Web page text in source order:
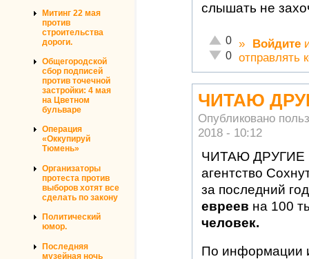
Митинг 22 мая
против
строительства
дороги.
Общегородской
сбор подписей
против точечной
застройки: 4 мая
на Цветном
бульваре
Операция
«Оккупируй
Тюмень»
Организаторы
протеста против
выборов хотят все
сделать по закону
Политический
юмор.
Последняя
музейная ночь
слышать не
Отлично!
0
Неадекватно!
0
» Войдите
отправлять
ЧИТАЮ
Опубликовано
2018 - 10:12
ЧИТАЮ
агентство
за последний
евреев на 100
человек.
По информации